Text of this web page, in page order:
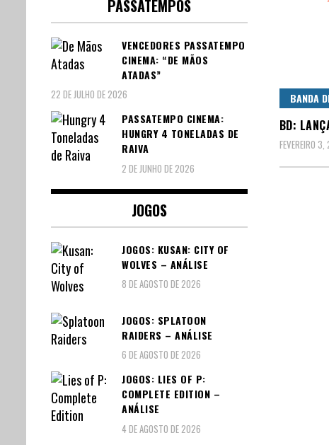
BANDA
BD:
FEVEREIRO
PASSATEMPOS
VENCEDORES PASSATEMPO
CINEMA: “DE MÃOS
ATADAS”
22 DE JULHO DE 2026
PASSATEMPO CINEMA:
HUNGRY 4 TONELADAS DE
RAIVA
2 DE JUNHO DE 2026
JOGOS
JOGOS: KUSAN: CITY OF
WOLVES – ANÁLISE
8 DE AGOSTO DE 2026
JOGOS: SPLATOON
RAIDERS – ANÁLISE
6 DE AGOSTO DE 2026
JOGOS: LIES OF P:
COMPLETE EDITION –
ANÁLISE
4 DE AGOSTO DE 2026